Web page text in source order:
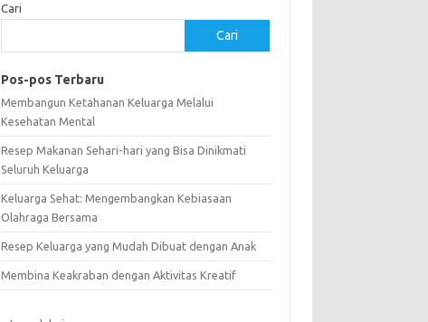
Cari
Cari
Pos-pos Terbaru
Membangun Ketahanan Keluarga Melalui
Kesehatan Mental
Resep Makanan Sehari-hari yang Bisa Dinikmati
Seluruh Keluarga
Keluarga Sehat: Mengembangkan Kebiasaan
Olahraga Bersama
Resep Keluarga yang Mudah Dibuat dengan Anak
Membina Keakraban dengan Aktivitas Kreatif